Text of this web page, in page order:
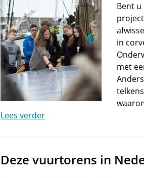
Bent
in
met
Lees verder
Deze vuurtorens in